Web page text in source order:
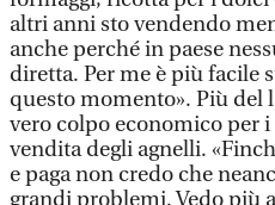
altri anni sto vendendo
anche perché in paese
diretta. Per me è più facile
questo momento». Più del
vero colpo economico per
vendita degli agnelli.
e paga non credo che
grandi problemi. Vedo più